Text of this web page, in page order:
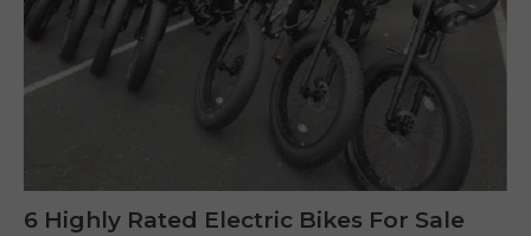
6 Highly Rated Electric Bikes For Sale